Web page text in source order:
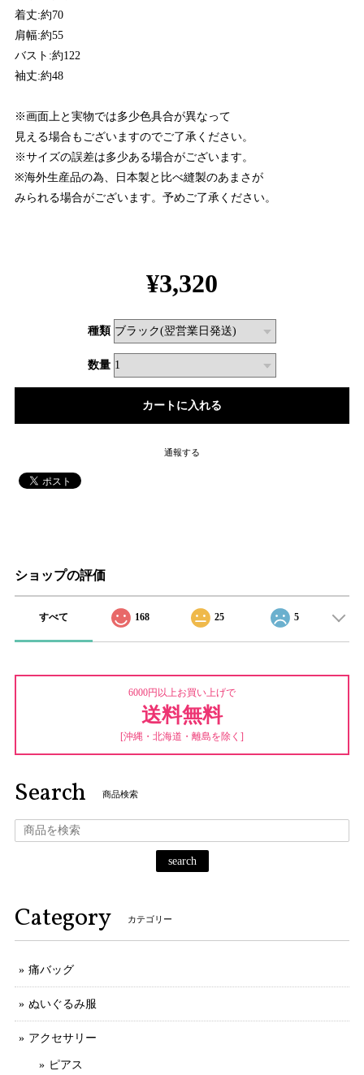
着丈:約70
肩幅:約55
バスト:約122
袖丈:約48
※画面上と実物では多少色具合が異なって
見える場合もございますのでご了承ください。
※サイズの誤差は多少ある場合がございます。
※海外生産品の為、日本製と比べ縫製のあまさが
みられる場合がございます。予めご了承ください。
¥3,320
種類
数量
通報する
ショップの評価
すべて 168 25 5
6000円以上お買い上げで
送料無料
[沖縄・北海道・離島を除く]
Search 商品検索
search
Category カテゴリー
痛バッグ
ぬいぐるみ服
アクセサリー
ピアス